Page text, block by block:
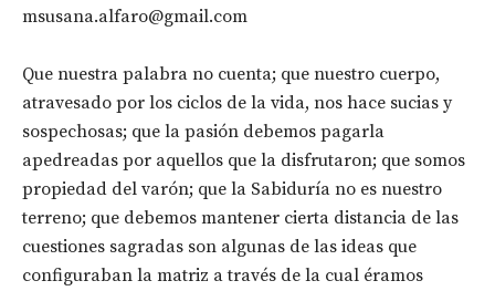
msusana.alfaro@gmail.com
Que nuestra palabra no cuenta; que nuestro cuerpo,
atravesado por los ciclos de la vida, nos hace sucias y
sospechosas; que la pasión debemos pagarla
apedreadas por aquellos que la disfrutaron; que somos
propiedad del varón; que la Sabiduría no es nuestro
terreno; que debemos mantener cierta distancia de las
cuestiones sagradas son algunas de las ideas que
configuraban la matriz a través de la cual éramos